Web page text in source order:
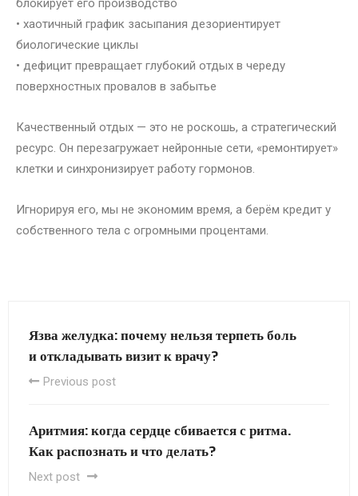
блокирует его производство
• хаотичный график засыпания дезориентирует
биологические циклы
• дефицит превращает глубокий отдых в череду
поверхностных провалов в забытье
Качественный отдых — это не роскошь, а стратегический
ресурс. Он перезагружает нейронные сети, «ремонтирует»
клетки и синхронизирует работу гормонов.
Игнорируя его, мы не экономим время, а берём кредит у
собственного тела с огромными процентами.
Язва желудка: почему нельзя терпеть боль
и откладывать визит к врачу?
Previous post
Аритмия: когда сердце сбивается с ритма.
Как распознать и что делать?
Next post